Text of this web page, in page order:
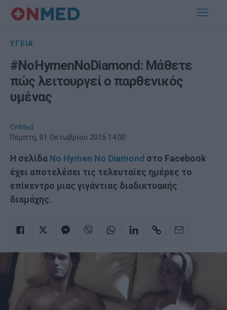
ΥΓΕΙΑ
#NoHymenNoDiamond: Μάθετε
πώς λειτουργεί ο παρθενικός
υμένας
OnMed
Πέμπτη, 01 Οκτωβρίου 2015 14:00
Η σελίδα No Hymen No Diamond στο Facebook
έχει αποτελέσει τις τελευταίες ημέρες το
επίκεντρο μιας γιγάντιας διαδικτυακής
διαμάχης.